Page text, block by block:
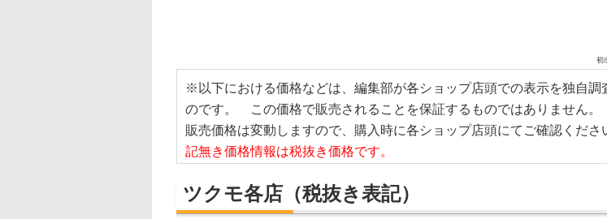
初
※以下における価格などは、編集部が各ショップ店頭での表示を独自調
のです。 この価格で販売されることを保証するものではありません
販売価格は変動しますので、購入時に各ショップ店頭にてご確認くだ
記無き価格情報は税抜き価格です。
ツクモ各店 （税抜き表記）